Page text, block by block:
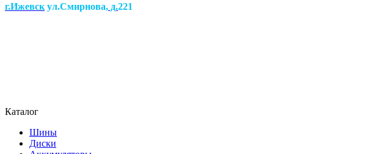
г.Ижевск ул.Смирнова, д.221
Каталог
Шины
Диски